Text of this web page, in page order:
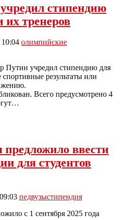
стипендию
их тренеров
олимпийские
Путин учредил стипендию для
результаты или
Всего предусмотрено 4
ввести
для студентов
педвузыстипендия
с 1 сентября 2025 года